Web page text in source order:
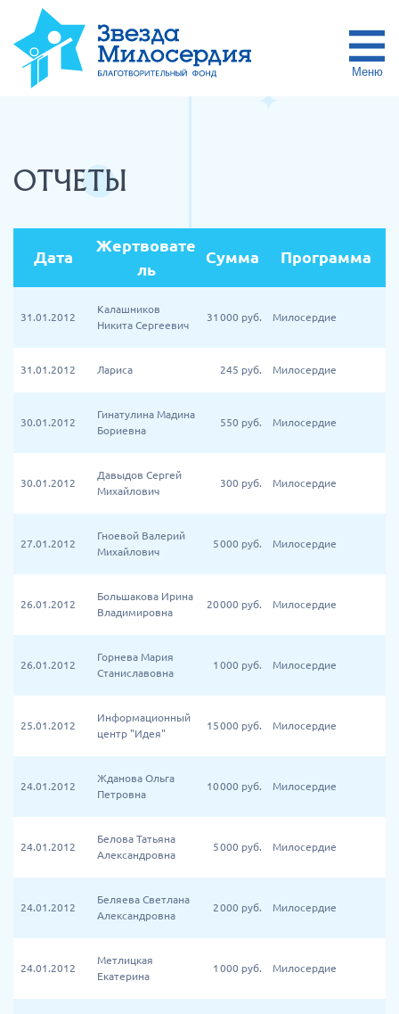
Меню
ОТЧЕТЫ
Дата
Жертвовате
ль
Сумма Программа
31.01.2012
Калашников
Никита Сергеевич
31 000 руб. Милосердие
31.01.2012 Лариса 245 руб. Милосердие
30.01.2012
Гинатулина Мадина
Бориевна
550 руб. Милосердие
30.01.2012
Давыдов Сергей
Михайлович
300 руб. Милосердие
27.01.2012
Гноевой Валерий
Михайлович
5 000 руб. Милосердие
26.01.2012
Большакова Ирина
Владимировна
20 000 руб. Милосердие
26.01.2012
Горнева Мария
Станиславовна
1 000 руб. Милосердие
25.01.2012
Информационный
центр "Идея"
15 000 руб. Милосердие
24.01.2012
Жданова Ольга
Петровна
10 000 руб. Милосердие
24.01.2012
Белова Татьяна
Александровна
5 000 руб. Милосердие
24.01.2012
Беляева Светлана
Александровна
2 000 руб. Милосердие
24.01.2012
Метлицкая
Екатерина
1 000 руб. Милосердие